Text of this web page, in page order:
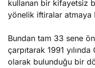
kullanan bir kifayetsiz
yönelik iftiralar atmaya
Bundan tam 33 sene
çarpıtarak 1991
olarak bulunduğu bir